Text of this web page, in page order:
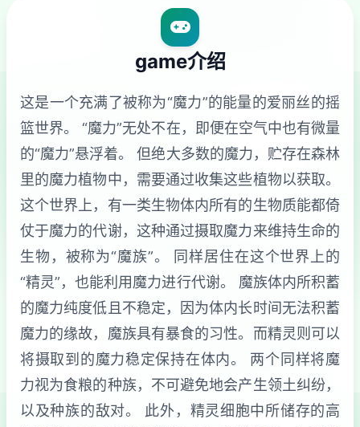
game介绍
这是一个充满了被称为“魔力”的能量的爱丽丝的摇
篮世界。 “魔力”无处不在，即便在空气中也有微量
的“魔力”悬浮着。 但绝大多数的魔力，贮存在森林
里的魔力植物中，需要通过收集这些植物以获取。
这个世界上，有一类生物体内所有的生物质能都倚
仗于魔力的代谢，这种通过摄取魔力来维持生命的
生物，被称为“魔族”。 同样居住在这个世界上的
“精灵”，也能利用魔力进行代谢。 魔族体内所积蓄
的魔力纯度低且不稳定，因为体内长时间无法积蓄
魔力的缘故，魔族具有暴食的习性。而精灵则可以
将摄取到的魔力稳定保持在体内。 两个同样将魔
力视为食粮的种族，不可避免地会产生领土纠纷，
以及种族的敌对。 此外，精灵细胞中所储存的高